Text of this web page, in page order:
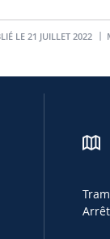
LE 21 JUILLET 2022